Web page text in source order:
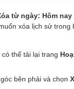
từ ngày: Hôm nay
xóa lịch sử trong
thể tải lại trang
bên phải và chọn